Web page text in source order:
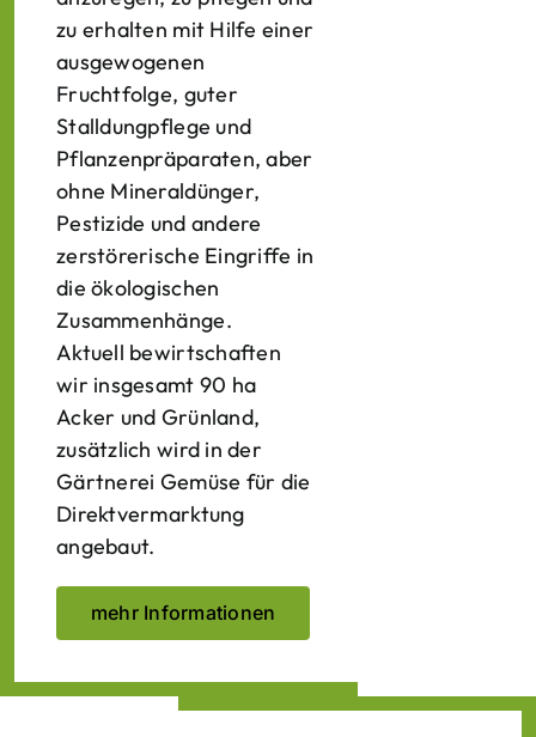
zu erhalten mit Hilfe einer
ausgewogenen
Fruchtfolge, guter
Stalldungpflege und
Pflanzenpräparaten, aber
ohne Mineraldünger,
Pestizide und andere
zerstörerische Eingriffe in
die ökologischen
Zusammenhänge.
Aktuell bewirtschaften
wir insgesamt 90 ha
Acker und Grünland,
zusätzlich wird in der
Gärtnerei Gemüse für die
Direktvermarktung
angebaut.
mehr Informationen